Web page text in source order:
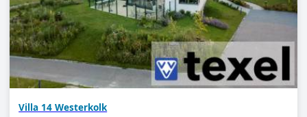
Villa 14 Westerkolk